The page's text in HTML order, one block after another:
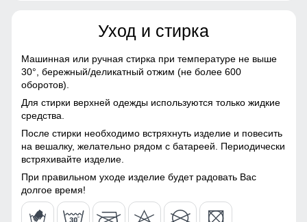
42
56
50
Полиэстер
Материал подкладки
Фактура материала
Тип ткани
Технологичная ткань
Windstopper
Паропроницаемость до 5000 г/м²/24 ч
Уход и стирка
Машинная или ручная стирка при температуре не выше
30°, бережный/деликатный отжим (не более 600
оборотов).
Для стирки верхней одежды используются только жидкие
средства.
После стирки необходимо встряхнуть изделие и повесить
на вешалку, желательно рядом с батареей. Периодически
встряхивайте изделие.
При правильном уходе изделие будет радовать Вас
долгое время!